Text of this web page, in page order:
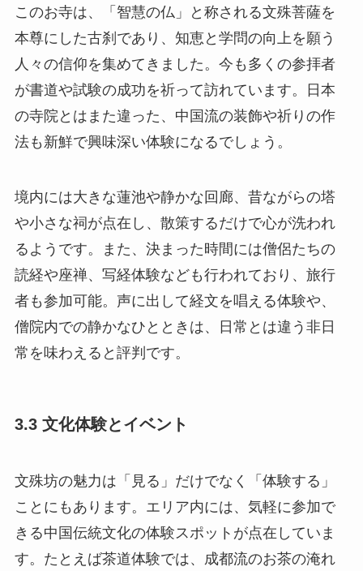
このお寺は、「智慧の仏」と称される文殊菩薩を
本尊にした古刹であり、知恵と学問の向上を願う
人々の信仰を集めてきました。今も多くの参拝者
が書道や試験の成功を祈って訪れています。日本
の寺院とはまた違った、中国流の装飾や祈りの作
法も新鮮で興味深い体験になるでしょう。
境内には大きな蓮池や静かな回廊、昔ながらの塔
や小さな祠が点在し、散策するだけで心が洗われ
るようです。また、決まった時間には僧侶たちの
読経や座禅、写経体験なども行われており、旅行
者も参加可能。声に出して経文を唱える体験や、
僧院内での静かなひとときは、日常とは違う非日
常を味わえると評判です。
3.3 文化体験とイベント
文殊坊の魅力は「見る」だけでなく「体験する」
ことにもあります。エリア内には、気軽に参加で
きる中国伝統文化の体験スポットが点在していま
す。たとえば茶道体験では、成都流のお茶の淹れ